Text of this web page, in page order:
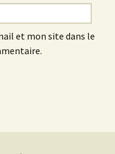
et mon site dans le